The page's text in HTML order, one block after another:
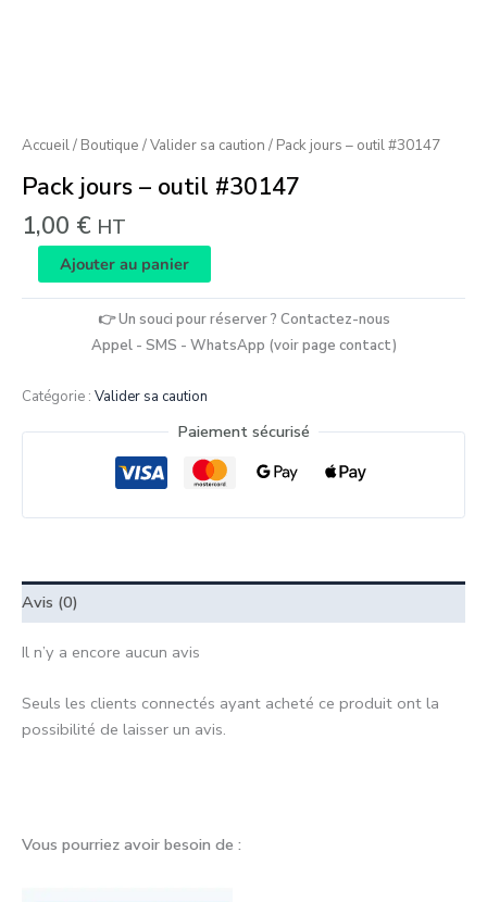
Accueil/ Boutique /Valider sa caution / Pack jours – outil #30147
Pack jours – outil #30147
1,00 € HT
Ajouter au panier
👉 Un souci pour réserver ? Contactez-nous
Appel - SMS - WhatsApp (voir page contact)
Catégorie : Valider sa caution
Paiement sécurisé
Avis (0)
Il n’y a encore aucun avis
Seuls les clients connectés ayant acheté ce produit ont la
possibilité de laisser un avis.
Vous pourriez avoir besoin de :